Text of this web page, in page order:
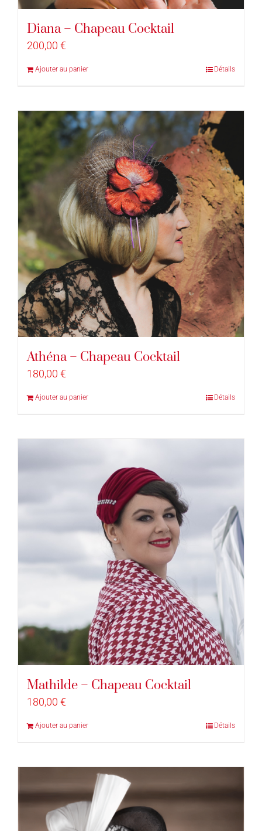
Diana – Chapeau Cocktail
200,00 €
Ajouter au panier Détails
Athéna – Chapeau Cocktail
180,00 €
Ajouter au panier Détails
Mathilde – Chapeau Cocktail
180,00 €
Ajouter au panier Détails